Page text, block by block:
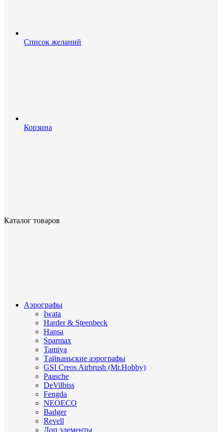
Список желаний
Корзина
Каталог товаров
Аэрографы
Iwata
Harder & Steenbeck
Hansa
Sparmax
Tamiya
Тайваньские аэрографы
GSI Creos Airbrush (Mr.Hobby)
Paasche
DeVilbiss
Fengda
NEOECO
Badger
Revell
Доп элементы